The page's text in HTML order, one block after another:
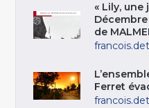
« Lily, une
de
Ferret